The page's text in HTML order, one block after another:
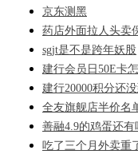
京东测黑
药店外面拉人头卖
sgjt是不是跨年妖股
建行会员日50E卡
建行20000积分还没
全友旗舰店半价名
善融4.9的鸡蛋还有
吃了三个月外卖重